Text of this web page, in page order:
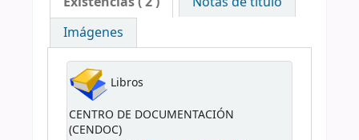
Imágenes
Libros
CENTRO DE DOCUMENTACIÓN
(CENDOC)